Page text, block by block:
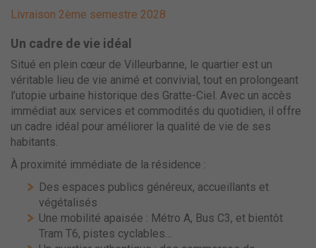
Livraison 2ème semestre 2028
Un cadre de vie idéal
Situé en plein cœur de Villeurbanne, le quartier est un
véritable lieu de vie animé et convivial, tout en prolongeant
l’utopie urbaine historique des Gratte-Ciel. Avec un accès
immédiat aux services et commodités du quotidien, il offre
un cadre idéal pour améliorer la qualité de vie de ses
habitants.
À proximité immédiate de la résidence :
Des espaces publics généreux, accueillants et
végétalisés
Une mobilité apaisée : Métro A, Bus C3, et bientôt
Tram T6, pistes cyclables…